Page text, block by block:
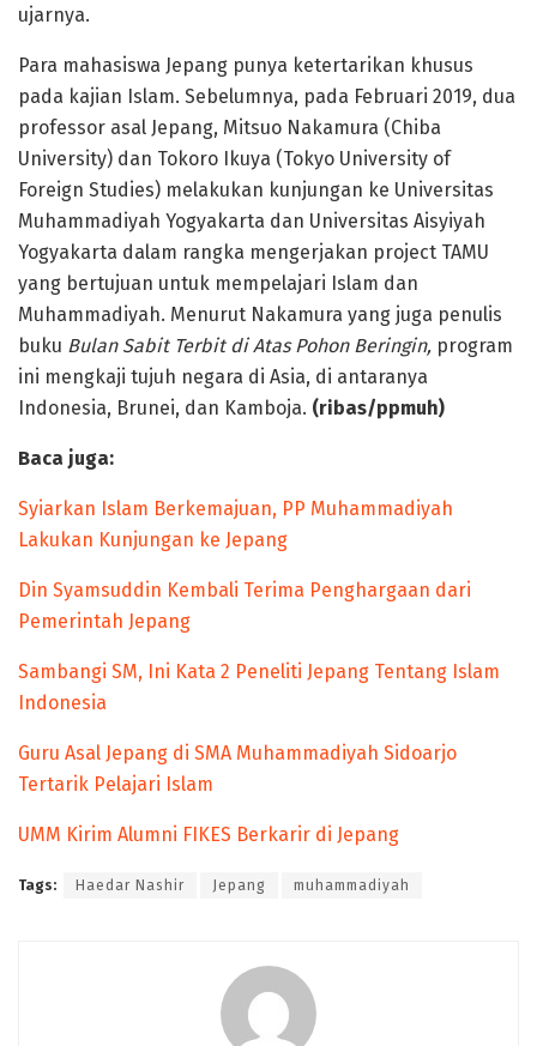
ujarnya.
Para mahasiswa Jepang punya ketertarikan khusus
pada kajian Islam. Sebelumnya, pada Februari 2019, dua
professor asal Jepang, Mitsuo Nakamura (Chiba
University) dan Tokoro Ikuya (Tokyo University of
Foreign Studies) melakukan kunjungan ke Universitas
Muhammadiyah Yogyakarta dan Universitas Aisyiyah
Yogyakarta dalam rangka mengerjakan project TAMU
yang bertujuan untuk mempelajari Islam dan
Muhammadiyah. Menurut Nakamura yang juga penulis
buku Bulan Sabit Terbit di Atas Pohon Beringin, program
ini mengkaji tujuh negara di Asia, di antaranya
Indonesia, Brunei, dan Kamboja. (ribas/ppmuh)
Baca juga:
Syiarkan Islam Berkemajuan, PP Muhammadiyah
Lakukan Kunjungan ke Jepang
Din Syamsuddin Kembali Terima Penghargaan dari
Pemerintah Jepang
Sambangi SM, Ini Kata 2 Peneliti Jepang Tentang Islam
Indonesia
Guru Asal Jepang di SMA Muhammadiyah Sidoarjo
Tertarik Pelajari Islam
UMM Kirim Alumni FIKES Berkarir di Jepang
Tags: Haedar Nashir Jepang muhammadiyah